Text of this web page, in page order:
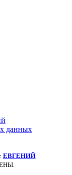
данных
ЕВГЕНИЙ